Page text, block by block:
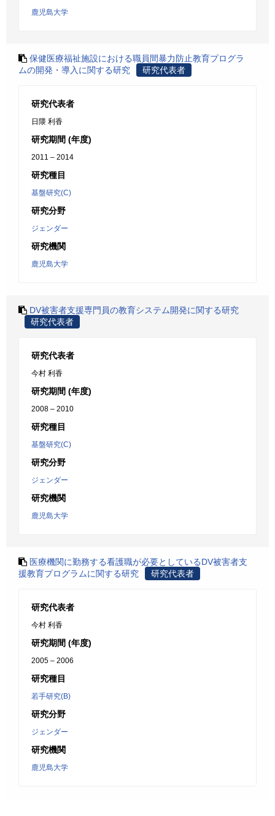
鹿児島大学
保健医療福祉施設における職員間暴力防止教育プログラ
ムの開発・導入に関する研究
研究代表者
研究代表者
日隈 利香
研究期間 (年度)
2011 – 2014
研究種目
基盤研究(C)
研究分野
ジェンダー
研究機関
鹿児島大学
DV被害者支援専門員の教育システム開発に関する研究
研究代表者
研究代表者
今村 利香
研究期間 (年度)
2008 – 2010
研究種目
基盤研究(C)
研究分野
ジェンダー
研究機関
鹿児島大学
医療機関に勤務する看護職が必要としているDV被害者支
援教育プログラムに関する研究
研究代表者
研究代表者
今村 利香
研究期間 (年度)
2005 – 2006
研究種目
若手研究(B)
研究分野
ジェンダー
研究機関
鹿児島大学